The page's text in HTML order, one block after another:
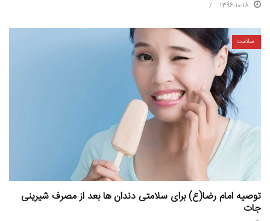
1396-10-18
سلامت
توصیه امام رضا(ع) برای سلامتی دندان ها بعد از مصرف شیرینی
جات